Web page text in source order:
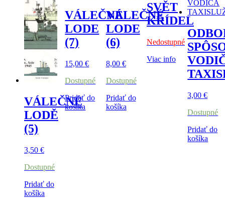
VÁLEČNÉ
LODĚ
(5)
3,50 €
Dostupné
Pridať do
košíka
VÁLEČNÉ
LODE
(7)
15,00€
Dostupné
Pridať do
košíka
VÁLEČNÉ
LODE
(6)
8,00 €
Dostupné
Pridať do
košíka
SVĚT
KŘÍDEL
Nedostupné
Viac info
3,00€
Dostupné
Pridať do
košíka